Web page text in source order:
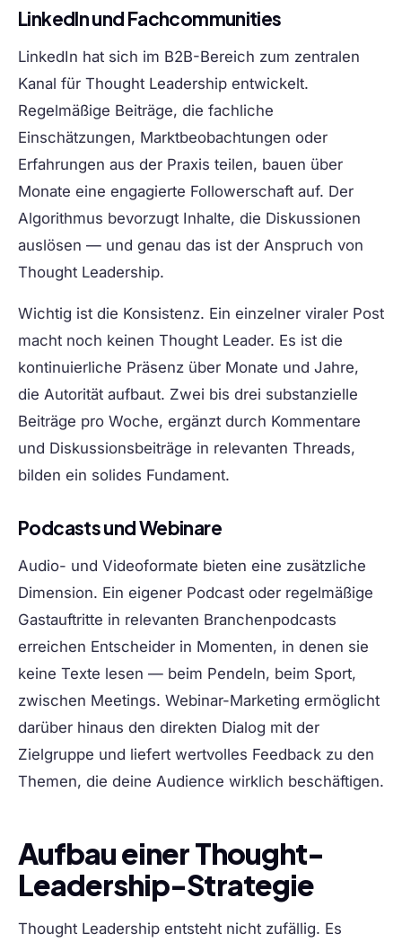
LinkedIn und Fachcommunities
LinkedIn hat sich im B2B-Bereich zum zentralen
Kanal für Thought Leadership entwickelt.
Regelmäßige Beiträge, die fachliche
Einschätzungen, Marktbeobachtungen oder
Erfahrungen aus der Praxis teilen, bauen über
Monate eine engagierte Followerschaft auf. Der
Algorithmus bevorzugt Inhalte, die Diskussionen
auslösen — und genau das ist der Anspruch von
Thought Leadership.
Wichtig ist die Konsistenz. Ein einzelner viraler Post
macht noch keinen Thought Leader. Es ist die
kontinuierliche Präsenz über Monate und Jahre,
die Autorität aufbaut. Zwei bis drei substanzielle
Beiträge pro Woche, ergänzt durch Kommentare
und Diskussionsbeiträge in relevanten Threads,
bilden ein solides Fundament.
Podcasts und Webinare
Audio- und Videoformate bieten eine zusätzliche
Dimension. Ein eigener Podcast oder regelmäßige
Gastauftritte in relevanten Branchenpodcasts
erreichen Entscheider in Momenten, in denen sie
keine Texte lesen — beim Pendeln, beim Sport,
zwischen Meetings. Webinar-Marketing ermöglicht
darüber hinaus den direkten Dialog mit der
Zielgruppe und liefert wertvolles Feedback zu den
Themen, die deine Audience wirklich beschäftigen.
Aufbau einer Thought-
Leadership-Strategie
Thought Leadership entsteht nicht zufällig. Es